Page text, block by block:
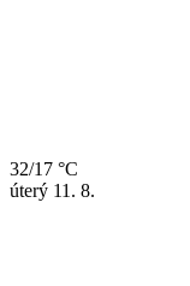
32/17 °C
úterý 11. 8.